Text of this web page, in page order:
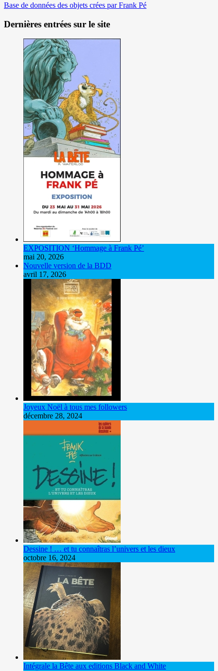
Base de données des objets crées par Frank Pé
Dernières entrées sur le site
EXPOSITION ‘Hommage à Frank Pé’
mai 20, 2026
Nouvelle version de la BDD
avril 17, 2026
Joyeux Noël à tous mes followers
décembre 28, 2024
Dessine ! … et tu connaîtras l’univers et les dieux
octobre 16, 2024
Intégrale la Bête aux editions Black and White